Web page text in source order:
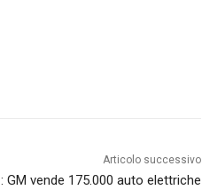
Articolo successivo
GM vende 175.000 auto elettriche